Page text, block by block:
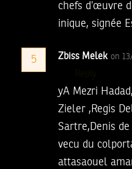
chefs d’œuvre
inique, signée
5 Zbiss Melek on
yA Mezri
Zieler ,Regis
Sartre,Denis
vecu du
attasaouel